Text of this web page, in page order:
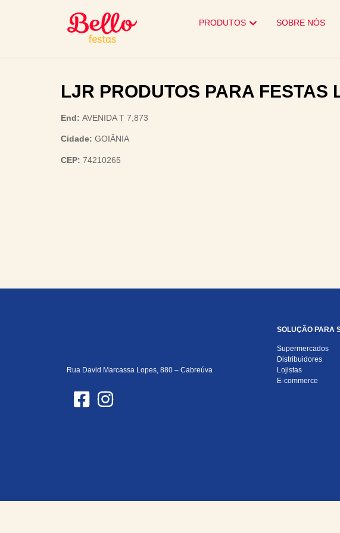
PRODUTOS SOBRE NÓS
LJR PRODUTOS PARA FESTAS
End: AVENIDA T 7,873
Cidade: GOIÂNIA
CEP: 74210265
Rua David Marcassa Lopes, 880 – Cabreúva
SOLUÇÃO PARA
Supermercados
Distribuidores
Lojistas
E-commerce